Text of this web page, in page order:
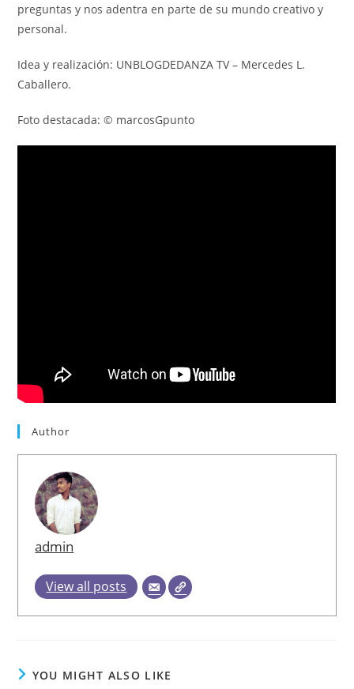
preguntas y nos adentra en parte de su mundo creativo y
personal.
Idea y realización: UNBLOGDEDANZA TV – Mercedes L.
Caballero.
Foto destacada: © marcosGpunto
Author
admin
View all posts
YOU MIGHT ALSO LIKE